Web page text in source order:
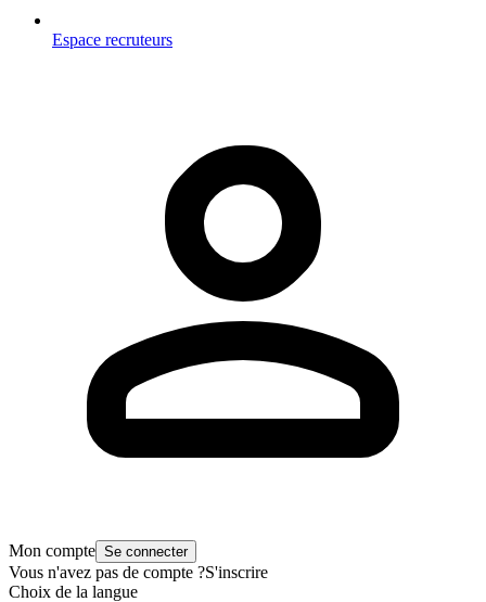
Espace recruteurs
Mon compte Se connecter
Vous n'avez pas de compte ?S'inscrire
Choix de la langue